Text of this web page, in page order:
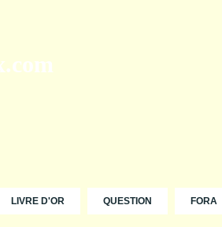
LIVRE D'OR QUESTION FORA